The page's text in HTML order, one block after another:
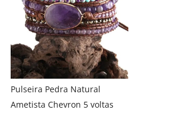
Pulseira Pedra Natural
Ametista Chevron 5 voltas